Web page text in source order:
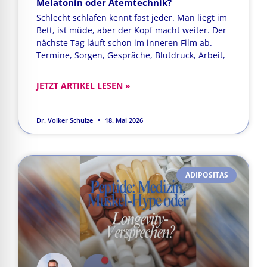
Melatonin oder Atemtechnik?
Schlecht schlafen kennt fast jeder. Man liegt im
Bett, ist müde, aber der Kopf macht weiter. Der
nächste Tag läuft schon im inneren Film ab.
Termine, Sorgen, Gespräche, Blutdruck, Arbeit,
JETZT ARTIKEL LESEN »
Dr. Volker Schulze 18. Mai 2026
ADIPOSITAS